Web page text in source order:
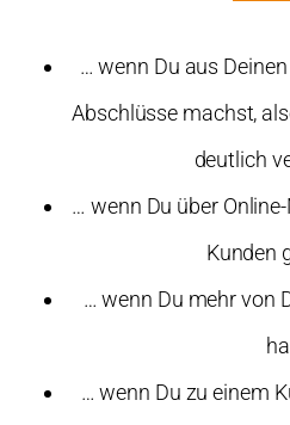
… wenn Du aus
Abschlüsse machst,
deutlich
… wenn Du über
Kunden
… wenn Du mehr von
… wenn Du zu einem